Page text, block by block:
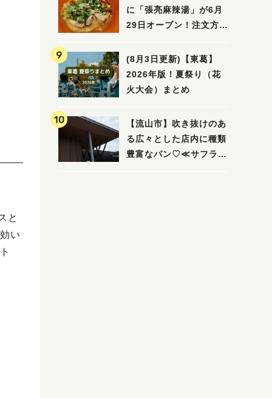
と
い
に「張亮麻辣湯」が6月
29日オープン！注文方法
ビュー
(8月3日更新)【東葛】
2026年版！夏祭り（花
火大会）まとめ
【流山市】吹き抜けのあ
る広々とした店内に種類
豊富なパン♡≪サフラン